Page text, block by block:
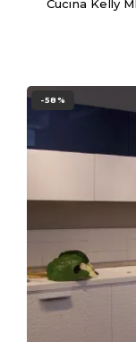
Cucina Kelly
-58%